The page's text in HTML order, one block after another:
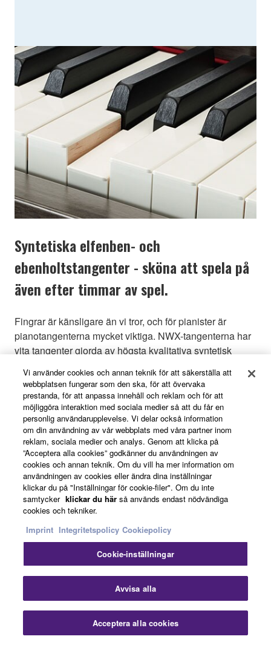
Syntetiska elfenben- och
ebenholtstangenter - sköna att spela på
även efter timmar av spel.
Fingrar är känsligare än vi tror, och för pianister är
pianotangenterna mycket viktiga. NWX-tangenterna har
vita tangenter gjorda av högsta kvalitativa syntetisk
tangenterna är gjorda i syntetisk ebenholts. Syntetiska
elfenbensknappar reproducerar den taktila ytan av de
verkliga elfenbenstangenterna som en gång använts i
äldre akustiska pianon. Den har mycket absorberande
material som förhindrar fingrarna att glida även efter
timmars av träning, samtidigt som den behåller den
perfekta konsistensen och känslan. Den här exklusiva
Yamaha-tekniken ger en finish som känns naturlig och
bekväm, vilket beror på mer än hundra års erfarenhet av
att skapa akustiska pianon. Utöver känslan är utseendet
och den fina strukturen hos dessa tangenter oöverträffad
av något annat digitalt piano, och det är gjorda för att
inspirera pianister från det ögonblick de upplever.
Vi använder cookies och annan teknik för att säkerställa att
webbplatsen fungerar som den ska, för att övervaka
prestanda, för att anpassa innehåll och reklam och för att
möjliggöra interaktion med sociala medier så att du får en
personlig användarupplevelse. Vi delar också information
om din användning av vår webbplats med våra partner inom
reklam, sociala medier och analys. Genom att klicka på
”Acceptera alla cookies” godkänner du användningen av
cookies och annan teknik. Om du vill ha mer information om
användningen av cookies eller ändra dina inställningar
klickar du på "Inställningar för cookie-filer". Om du inte
samtycker klickar du här så används endast nödvändiga
cookies och tekniker.
Imprint Integritetspolicy Cookiepolicy
Cookie-inställningar
Avvisa alla
Acceptera alla cookies